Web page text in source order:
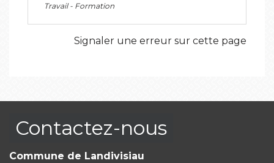
Travail - Formation
Signaler une erreur sur cette page
Contactez-nous
Commune de Landivisiau